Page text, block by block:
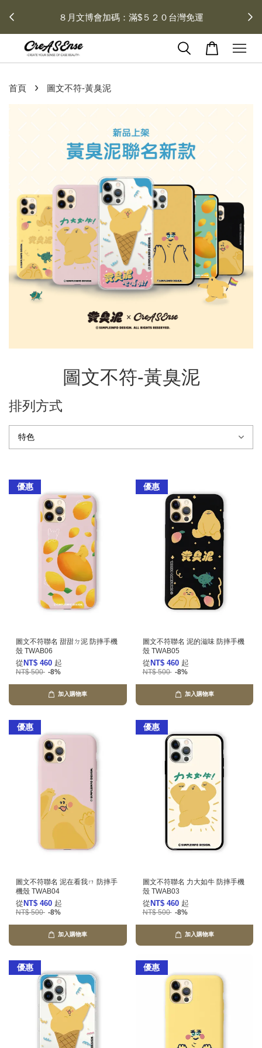
８月文博會加碼：滿$５２０台灣免運
首頁 › 圖文不符-黃臭泥
圖文不符-黃臭泥
排列方式
優惠
圖文不符聯名 甜甜ㄉ泥 防摔手機
殼 TWAB06
從 NT$ 460 起
NT$ 500 -8%
加入購物車
優惠
圖文不符聯名 泥的滋味 防摔手機
殼 TWAB05
從 NT$ 460 起
NT$ 500 -8%
加入購物車
優惠
圖文不符聯名 泥在看我ㄇ 防摔手
機殼 TWAB04
從 NT$ 460 起
NT$ 500 -8%
加入購物車
優惠
圖文不符聯名 力大如牛 防摔手機
殼 TWAB03
從 NT$ 460 起
NT$ 500 -8%
加入購物車
優惠 優惠